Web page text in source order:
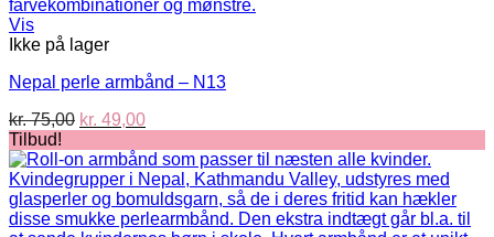
Vis
Ikke på lager
Nepal perle armbånd – N13
kr.75,00 Den
pris
var:
kr. 75,00.
kr. 49,00Den
pris
er:
kr. 49,00.
Tilbud!